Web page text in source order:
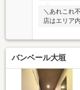
＼あれこれ
店はエリア
林小学校／
まで徒歩約
ッチン◆ペ
詳細をご覧
＝＝＝＝＝
♪》店内に
バンベール大垣